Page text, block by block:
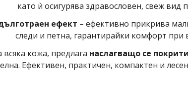
като ѝ осигурява здравословен, свеж вид
ефект – ефективно прикрива
следи и петна, гарантирайки комфорт при
кожа, предлага наслагващо се
Ефективен, практичен, компактен и